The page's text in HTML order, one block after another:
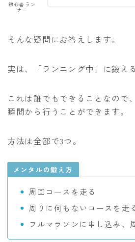
ランニング基礎知識
食事と栄養
お問い合わせ
初心者ラン
ナー
そんな疑問にお答えします。
実は、「ランニング中」に鍛え
これは誰でもできることなので
瞬間から行うことができます。
方法は全部で3つ。
メンタルの鍛え方
周回コースを走る
周りに何もないコースを走
フルマラソンに申し込み、